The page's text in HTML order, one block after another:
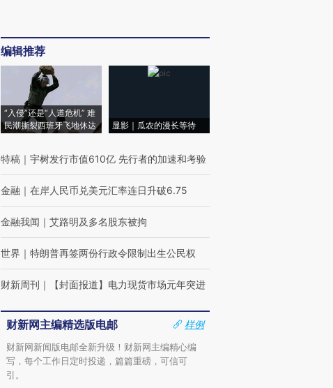
编辑推荐
“入侵”还是“人道危机” 难
民潮撕裂西班牙飞地休达
显影｜瓜农的漫长等待
特稿 ｜ 宇树发行市值610亿 先行者的加速和考验
金融 ｜ 在岸人民币兑美元汇率连日升破6.75
金融我闻 ｜ 艾路明及多名股东被拘
世界 ｜ 特朗普再签两份行政令限制出生公民权
财新周刊 ｜ 【封面报道】电力现货市场元年突进
财新网主编精选版电邮
样例
财新网新闻版电邮全新升级！财新网主编精心编
写，每个工作日定时投递，篇篇重磅，可信可
引。